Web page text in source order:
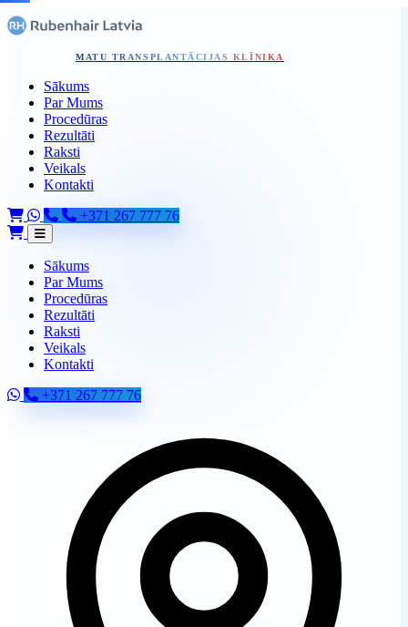
Pāriet uz galveno saturu
Sākums - Skip to content
MATU TRANSPLANTĀCIJAS KLĪNIKA
Sākums
Par Mums
Procedūras
Rezultāti
Raksti
Veikals
Kontakti
+371 267 777 76
Sākums
Par Mums
Procedūras
Rezultāti
Raksti
Veikals
Kontakti
+371 267 777 76